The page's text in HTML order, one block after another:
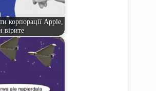
корпорації Apple,
вірите